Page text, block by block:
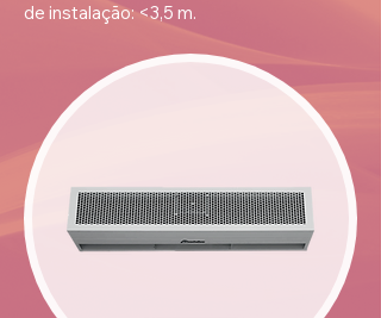
de instalação: <3,5 m.